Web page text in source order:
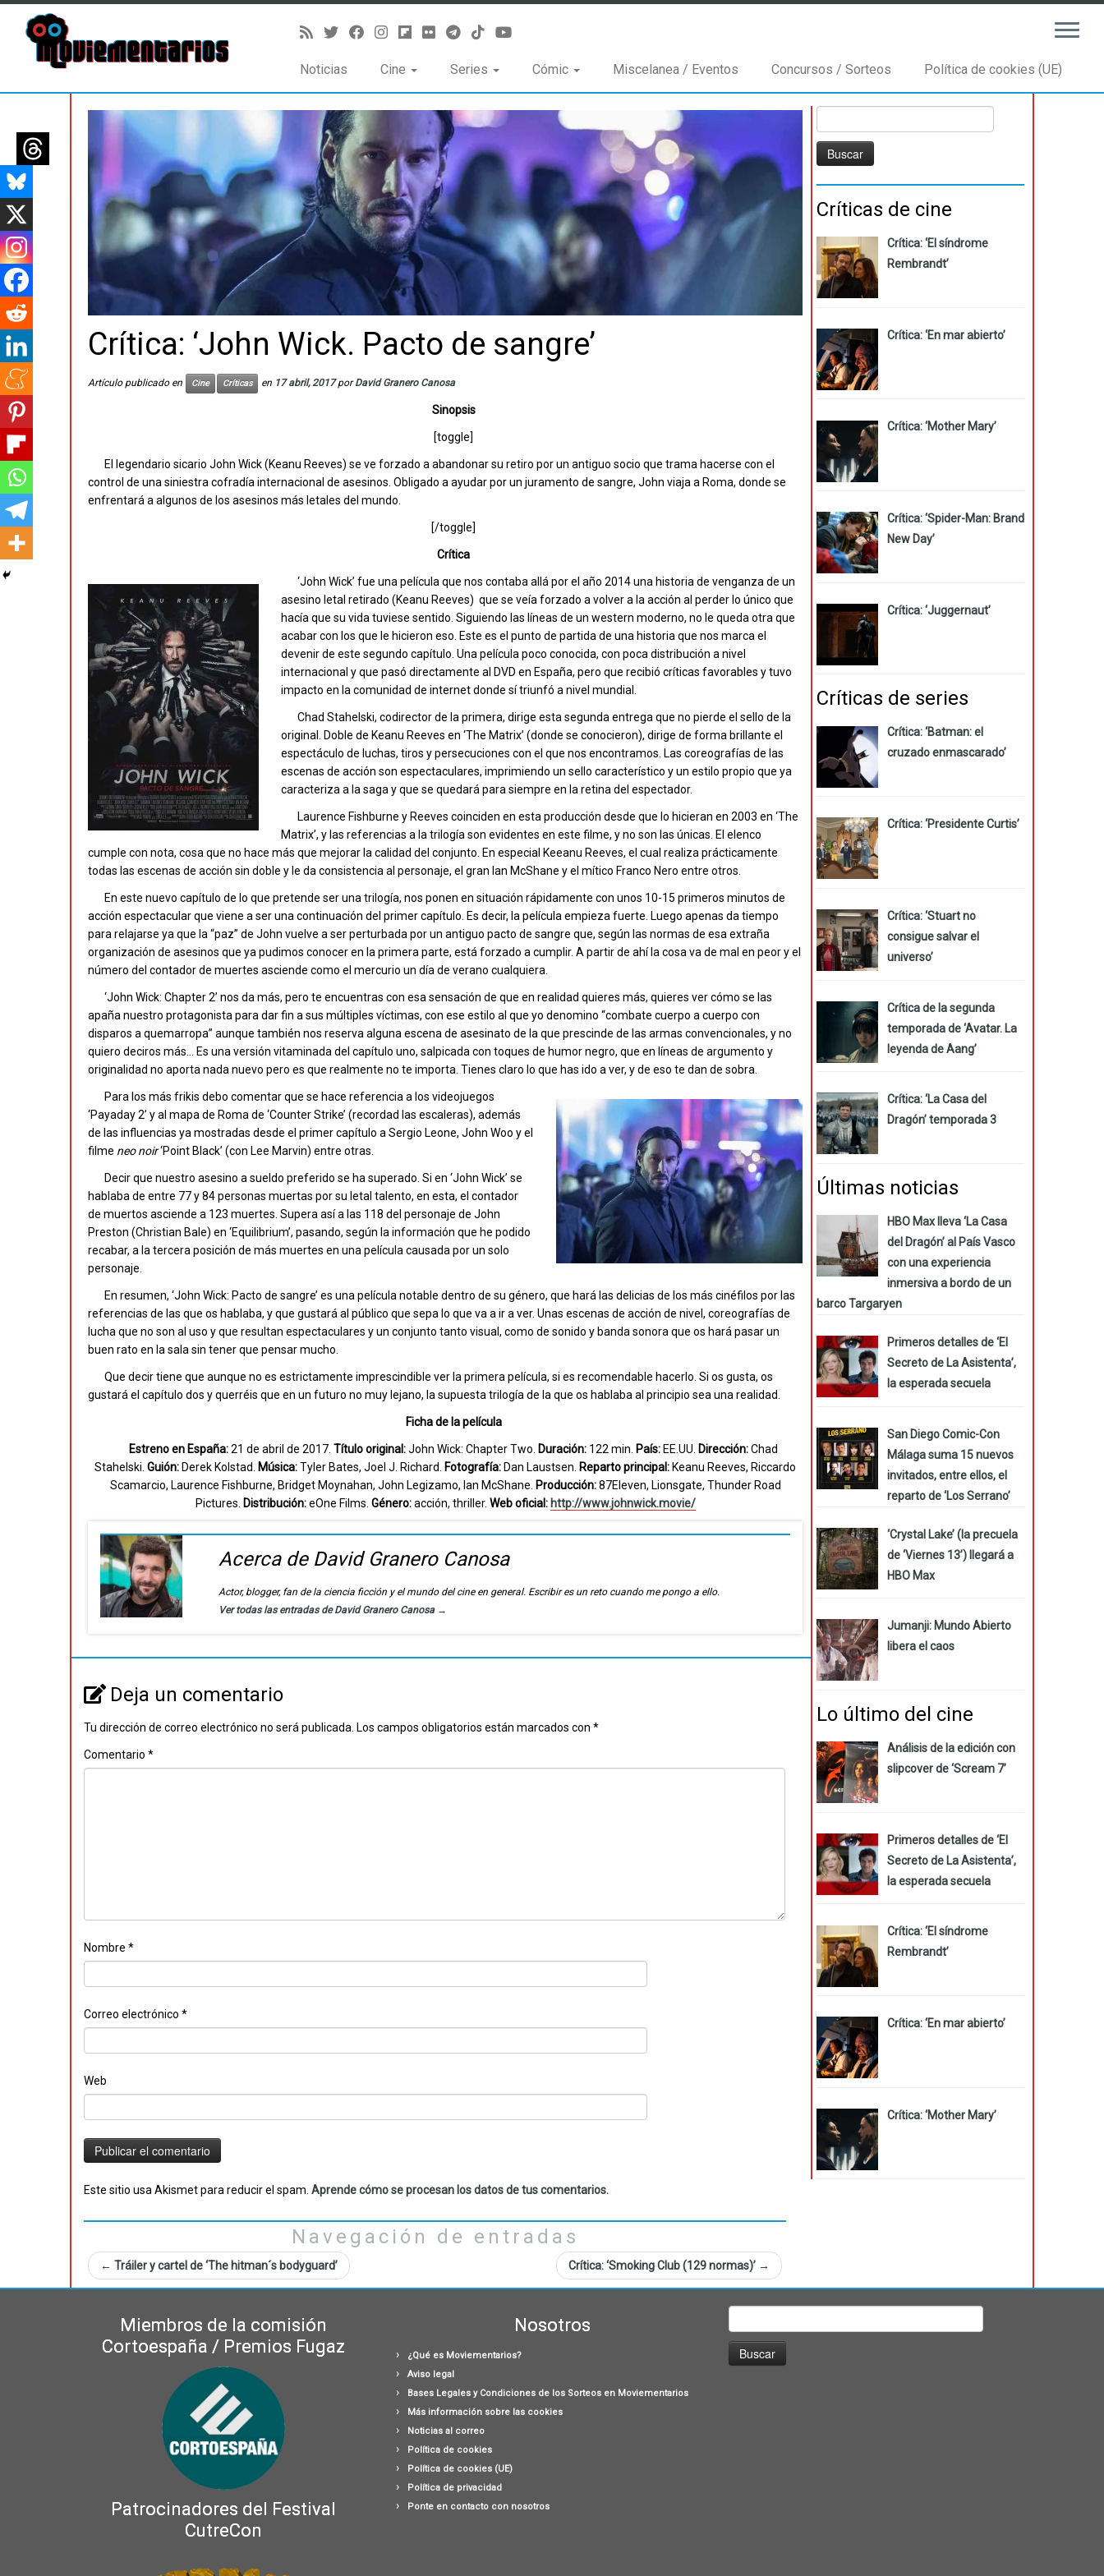
contenido
Noticias Cine Series Cómic Miscelanea / Eventos Concursos / Sorteos Política de cookies (UE)
Crítica: ‘John Wick. Pacto de sangre’
Artículo publicado en Cine Críticas en 17 abril, 2017 porDavid Granero Canosa
Sinopsis
[toggle]
El legendario sicario John Wick (Keanu Reeves) se ve forzado a abandonar su retiro por un antiguo socio que trama hacerse con el
control de una siniestra cofradía internacional de asesinos. Obligado a ayudar por un juramento de sangre, John viaja a Roma, donde se
enfrentará a algunos de los asesinos más letales del mundo.
[/toggle]
Crítica
‘John Wick’ fue una película que nos contaba allá por el año 2014 una historia de venganza de un
asesino letal retirado (Keanu Reeves) que se veía forzado a volver a la acción al perder lo único que
hacía que su vida tuviese sentido. Siguiendo las líneas de un western moderno, no le queda otra que
acabar con los que le hicieron eso. Este es el punto de partida de una historia que nos marca el
devenir de este segundo capítulo. Una película poco conocida, con poca distribución a nivel
internacional y que pasó directamente al DVD en España, pero que recibió críticas favorables y tuvo
impacto en la comunidad de internet donde sí triunfó a nivel mundial.
Chad Stahelski, codirector de la primera, dirige esta segunda entrega que no pierde el sello de la
original. Doble de Keanu Reeves en ‘The Matrix’ (donde se conocieron), dirige de forma brillante el
espectáculo de luchas, tiros y persecuciones con el que nos encontramos. Las coreografías de las
escenas de acción son espectaculares, imprimiendo un sello característico y un estilo propio que ya
caracteriza a la saga y que se quedará para siempre en la retina del espectador.
Laurence Fishburne y Reeves coinciden en esta producción desde que lo hicieran en 2003 en ‘The
Matrix’, y las referencias a la trilogía son evidentes en este filme, y no son las únicas. El elenco
cumple con nota, cosa que no hace más que mejorar la calidad del conjunto. En especial Keeanu Reeves, el cual realiza prácticamente
todas las escenas de acción sin doble y le da consistencia al personaje, el gran Ian McShane y el mítico Franco Nero entre otros.
En este nuevo capítulo de lo que pretende ser una trilogía, nos ponen en situación rápidamente con unos 10-15 primeros minutos de
acción espectacular que viene a ser una continuación del primer capítulo. Es decir, la película empieza fuerte. Luego apenas da tiempo
para relajarse ya que la “paz” de John vuelve a ser perturbada por un antiguo pacto de sangre que, según las normas de esa extraña
organización de asesinos que ya pudimos conocer en la primera parte, está forzado a cumplir. A partir de ahí la cosa va de mal en peor y el
número del contador de muertes asciende como el mercurio un día de verano cualquiera.
‘John Wick: Chapter 2’ nos da más, pero te encuentras con esa sensación de que en realidad quieres más, quieres ver cómo se las
apaña nuestro protagonista para dar fin a sus múltiples víctimas, con ese estilo al que yo denomino “combate cuerpo a cuerpo con
disparos a quemarropa” aunque también nos reserva alguna escena de asesinato de la que prescinde de las armas convencionales, y no
quiero deciros más… Es una versión vitaminada del capítulo uno, salpicada con toques de humor negro, que en líneas de argumento y
originalidad no aporta nada nuevo pero es que realmente no te importa. Tienes claro lo que has ido a ver, y de eso te dan de sobra.
Para los más frikis debo comentar que se hace referencia a los videojuegos
‘Payaday 2’ y al mapa de Roma de ‘Counter Strike’ (recordad las escaleras), además
de las influencias ya mostradas desde el primer capítulo a Sergio Leone, John Woo y el
filme neo noir‘Point Black’ (con Lee Marvin) entre otras.
Decir que nuestro asesino a sueldo preferido se ha superado. Si en ‘John Wick’ se
hablaba de entre 77 y 84 personas muertas por su letal talento, en esta, el contador
de muertos asciende a 123 muertes. Supera así a las 118 del personaje de John
Preston (Christian Bale) en ‘Equilibrium’, pasando, según la información que he podido
recabar, a la tercera posición de más muertes en una película causada por un solo
personaje.
En resumen, ‘John Wick: Pacto de sangre’ es una película notable dentro de su género, que hará las delicias de los más cinéfilos por las
referencias de las que os hablaba, y que gustará al público que sepa lo que va a ir a ver. Unas escenas de acción de nivel, coreografías de
lucha que no son al uso y que resultan espectaculares y un conjunto tanto visual, como de sonido y banda sonora que os hará pasar un
buen rato en la sala sin tener que pensar mucho.
Que decir tiene que aunque no es estrictamente imprescindible ver la primera película, si es recomendable hacerlo. Si os gusta, os
gustará el capítulo dos y querréis que en un futuro no muy lejano, la supuesta trilogía de la que os hablaba al principio sea una realidad.
Ficha de la película
Estreno en España:21 de abril de 2017. Título original:John Wick: Chapter Two. Duración: 122 min. País: EE.UU. Dirección:Chad
Stahelski. Guión: Derek Kolstad. Música:Tyler Bates, Joel J. Richard. Fotografía: Dan Laustsen. Reparto principal: Keanu Reeves, Riccardo
Scamarcio, Laurence Fishburne, Bridget Moynahan, John Legizamo, Ian McShane. Producción:87Eleven, Lionsgate, Thunder Road
Pictures. Distribución:eOne Films. Género:acción, thriller. Web oficial: http://www.johnwick.movie/
Acerca de David Granero Canosa
Actor, blogger, fan de la ciencia ficción y el mundo del cine en general. Escribir es un reto cuando me pongo a ello.
Ver todas las entradas de David Granero Canosa →
Deja un comentario
Tu dirección de correo electrónico no será publicada. Los campos obligatorios están marcados con *
Comentario *
Nombre *
Correo electrónico *
Web
Este sitio usa Akismet para reducir el spam. Aprende cómo se procesan los datos de tus comentarios.
Navegación de entradas
← Tráiler y cartel de ‘The hitman´s bodyguard’ Crítica: ‘Smoking Club (129 normas)’ →
Críticas de cine
Crítica: ‘El síndrome
Rembrandt’
Crítica: ‘En mar abierto’
Crítica: ‘Mother Mary’
Crítica: ‘Spider-Man: Brand
New Day’
Crítica: ‘Juggernaut’
Críticas de series
Crítica: ‘Batman: el
cruzado enmascarado’
Crítica: ‘Presidente Curtis’
Crítica: ‘Stuart no
consigue salvar el
universo’
Crítica de la segunda
temporada de ‘Avatar. La
leyenda de Aang’
Crítica: ‘La Casa del
Dragón’ temporada 3
Últimas noticias
HBO Max lleva ‘La Casa
del Dragón’ al País Vasco
con una experiencia
inmersiva a bordo de un
barco Targaryen
Primeros detalles de ‘El
Secreto de La Asistenta’,
la esperada secuela
San Diego Comic-Con
Málaga suma 15 nuevos
invitados, entre ellos, el
reparto de ‘Los Serrano’
‘Crystal Lake’ (la precuela
de ‘Viernes 13’) llegará a
HBO Max
Jumanji: Mundo Abierto
libera el caos
Lo último del cine
Análisis de la edición con
slipcover de ‘Scream 7’
Primeros detalles de ‘El
Secreto de La Asistenta’,
la esperada secuela
Crítica: ‘El síndrome
Rembrandt’
Crítica: ‘En mar abierto’
Crítica: ‘Mother Mary’
Miembros de la comisión
Cortoespaña / Premios Fugaz
Patrocinadores del Festival
CutreCon
Nosotros
¿Qué es Moviementarios?
Aviso legal
Bases Legales y Condiciones de los Sorteos en Moviementarios
Más información sobre las cookies
Noticias al correo
Política de cookies
Política de cookies (UE)
Política de privacidad
Ponte en contacto con nosotros